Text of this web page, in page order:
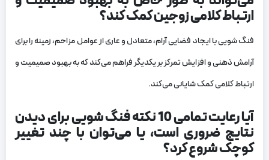
ارتباط کلامی زوجین کمک کند؟
فنگ شویی با ایجاد فضایی آرام، متعادل و عاری از عوامل مزاحم، زمینه را برای
آرامش ذهنی و افزایش تمرکز بر یکدیگر فراهم می‌کند که به بهبود صمیمیت و
ارتباط کلامی کمک شایانی می‌کند.
آیا رعایت تمامی 10 نکته فنگ شویی برای دیدن
نتایج ضروری است، یا می‌توان با چند تغییر
کوچک شروع کرد؟